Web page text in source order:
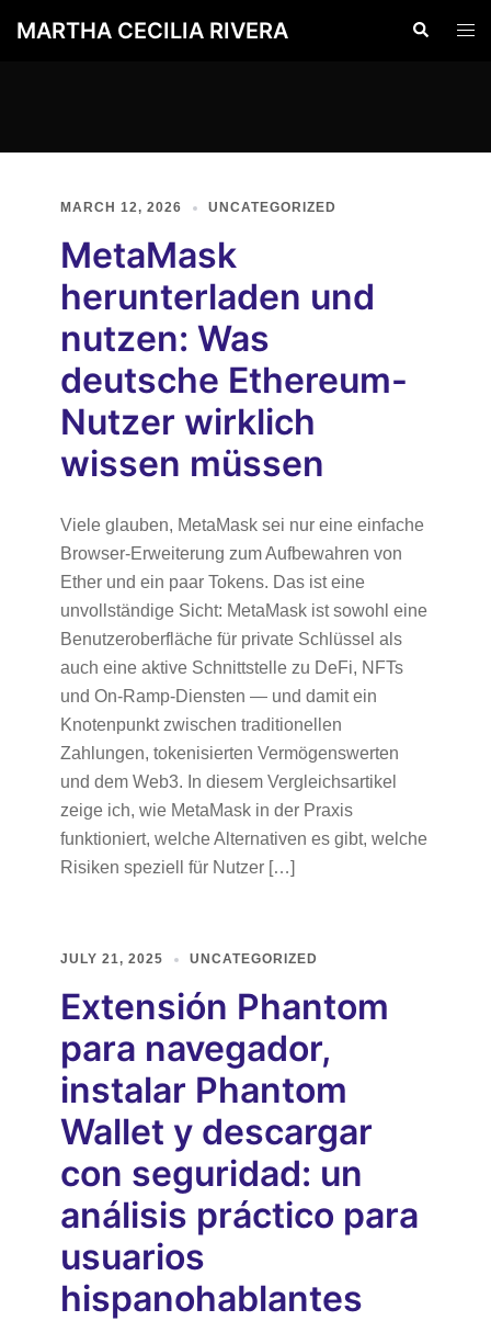
MARTHA CECILIA RIVERA Search
MARCH 12, 2026 UNCATEGORIZED
MetaMask
herunterladen und
nutzen: Was
deutsche Ethereum-
Nutzer wirklich
wissen müssen
Viele glauben, MetaMask sei nur eine einfache
Browser-Erweiterung zum Aufbewahren von
Ether und ein paar Tokens. Das ist eine
unvollständige Sicht: MetaMask ist sowohl eine
Benutzeroberfläche für private Schlüssel als
auch eine aktive Schnittstelle zu DeFi, NFTs
und On‑Ramp‑Diensten — und damit ein
Knotenpunkt zwischen traditionellen
Zahlungen, tokenisierten Vermögenswerten
und dem Web3. In diesem Vergleichsartikel
zeige ich, wie MetaMask in der Praxis
funktioniert, welche Alternativen es gibt, welche
Risiken speziell für Nutzer […]
JULY 21, 2025 UNCATEGORIZED
Extensión Phantom
para navegador,
instalar Phantom
Wallet y descargar
con seguridad: un
análisis práctico para
usuarios
hispanohablantes